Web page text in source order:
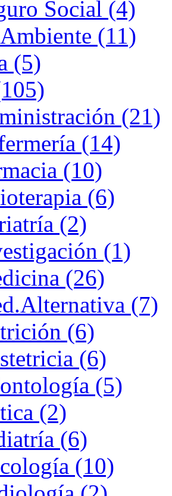
Social (4)
(11)
(5)
(21)
(14)
(10)
(6)
(2)
(1)
(26)
(7)
(6)
(6)
(5)
(2)
(6)
(10)